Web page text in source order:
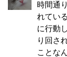
時間通
れてい
に行動
り回さ
ことな